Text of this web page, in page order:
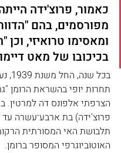
כאמור, פרוצ'ידה
מפורסמים, בהם
ומאסימו טרואיזי,
בכיכובו של מאט
​בכל
תחרות יופי בהשראת הרומן
הצרפתי אלפונס דה למרטין.
פרוצ'ידה) בת ארבע־עשרה
תלבושת האי המסורתית
האוטוביוגרפי המסופר ברומן.